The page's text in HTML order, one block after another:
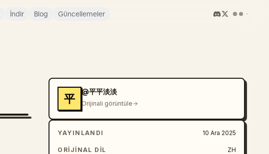
İndir Blog Güncellemeler
平
@平平淡淡
Orijinali görüntüle
YAYINLANDI 10 Ara 2025
ORIJINAL DIL ZH